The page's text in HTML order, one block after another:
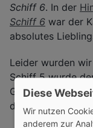
Schiff 6. In der
Schiff 6 war der
absolutes
Leider wurden
Schiff 5 wurde
Gläsern serviert
derMein Schiff 6 .
Diese
Wir nutzen
anderem zur